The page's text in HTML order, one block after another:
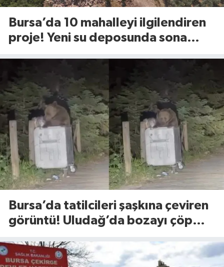
Bursa’da 10 mahalleyi ilgilendiren
proje! Yeni su deposunda sona
Bursa’da tatilcileri şaşkına çeviren
görüntü! Uludağ’da bozayı çöp